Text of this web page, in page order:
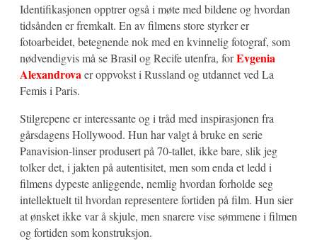
Identifikasjonen opptrer også i møte med bildene og hvordan
tidsånden er fremkalt. En av filmens store styrker er
fotoarbeidet, betegnende nok med en kvinnelig fotograf, som
nødvendigvis må se Brasil og Recife utenfra, forEvgenia
Alexandrova er oppvokst i Russland og utdannet ved La
Femis i Paris.
Stilgrepene er interessante og i tråd med inspirasjonen fra
gårsdagens Hollywood. Hun har valgt å bruke en serie
Panavision-linser produsert på 70-tallet, ikke bare, slik jeg
tolker det, i jakten på autentisitet, men som enda et ledd i
filmens dypeste anliggende, nemlig hvordan forholde seg
intellektuelt til hvordan representere fortiden på film. Hun sier
at ønsket ikke var å skjule, men snarere vise sømmene i filmen
og fortiden som konstruksjon.